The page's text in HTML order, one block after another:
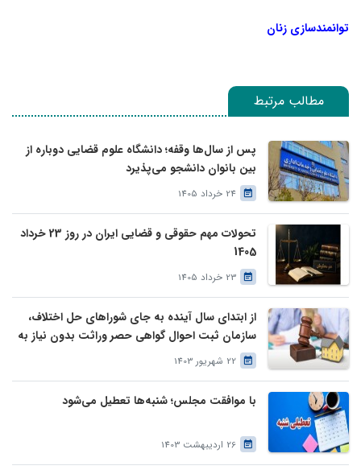
توانمندسازی زنان
مطالب مرتبط
پس از سال‌ها وقفه؛ دانشگاه علوم قضایی دوباره از
بین بانوان دانشجو می‌پذیرد
24 خرداد 1405
تحولات مهم حقوقی و قضایی ایران در روز 23 خرداد
1405
23 خرداد 1405
از ابتدای سال آینده به جای شوراهای حل اختلاف،
سازمان ثبت احوال گواهی حصر وراثت بدون نیاز به
درخواست وراث صادر خواهد کرد
22 شهریور 1403
با موافقت مجلس؛ شنبه‌ها تعطیل می‌شود
26 اردیبهشت 1403